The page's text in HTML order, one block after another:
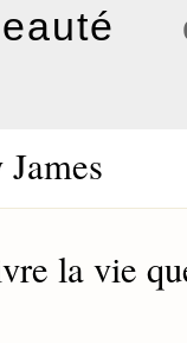
la vie